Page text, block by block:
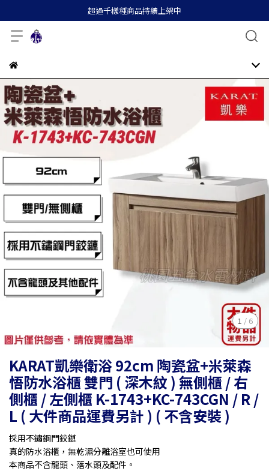
超過千樣種商品持續上架中
1 / 6
KARAT凱樂衛浴 92cm 陶瓷盆+米萊森
悟防水浴櫃 雙門 ( 深木紋 ) 無側櫃 / 右
側櫃 / 左側櫃 K-1743+KC-743CGN / R /
L ( 大件商品運費另計 ) ( 不含安裝 )
採用不鏽鋼門鉸鏈
真的防水浴櫃，無乾濕分離浴室也可使用
本商品不含龍頭、落水頭及配件。